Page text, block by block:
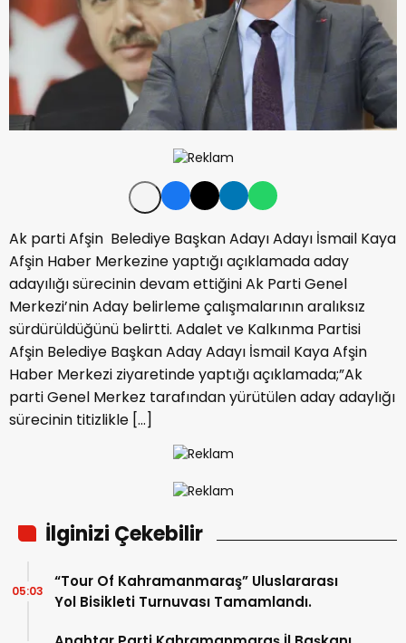
Ak parti Afşin Belediye Başkan Adayı Adayı İsmail Kaya
Afşin Haber Merkezine yaptığı açıklamada aday
adayılığı sürecinin devam ettiğini Ak Parti Genel
Merkezi’nin Aday belirleme çalışmalarının aralıksız
sürdürüldüğünü belirtti. Adalet ve Kalkınma Partisi
Afşin Belediye Başkan Aday Adayı İsmail Kaya Afşin
Haber Merkezi ziyaretinde yaptığı açıklamada;”Ak
parti Genel Merkez tarafından yürütülen aday adaylığı
sürecinin titizlikle […]
İlginizi Çekebilir
“Tour Of Kahramanmaraş” Uluslararası
Yol Bisikleti Turnuvası Tamamlandı.
05:03